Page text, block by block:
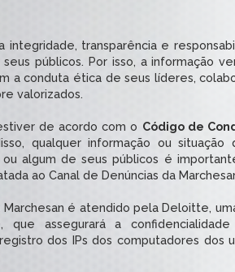
integridade, transparência e
públicos. Por isso, a informação
a conduta ética de seus líderes,
valorizados.
de acordo com o Código de
qualquer informação ou situação
ou algum de seus públicos é
ao Canal de Denúncias da
Marchesan é atendido pela Deloitte,
que assegurará a confidencialidade
dos IPs dos computadores dos